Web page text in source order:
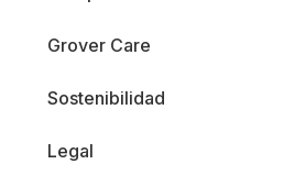
Grover Care
Sostenibilidad
Legal